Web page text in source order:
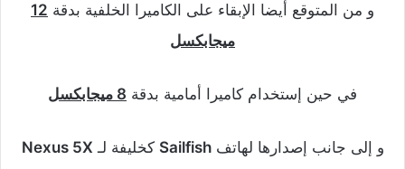
و من المتوقع أيضا الإبقاء على الكاميرا الخلفية بدقة 12
ميجابكسل
في حين إستخدام كاميرا أمامية بدقة 8 ميجابكسل
و إلى جانب إصدارها لهاتفSailfish كخليفة لـ Nexus 5X